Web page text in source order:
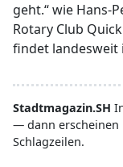
geht.“ wie Hans-
Rotary Club
findet landesweit
Stadtmagazin.SH
— dann erscheinen
Schlagzeilen.